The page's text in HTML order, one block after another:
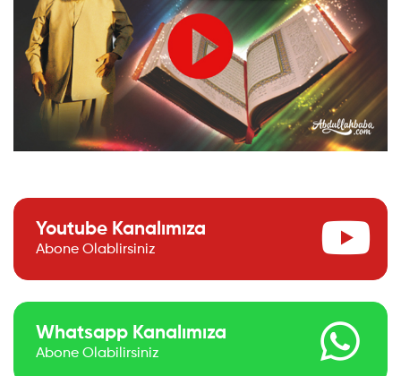
Youtube Kanalımıza
Abone Olablirsiniz
Whatsapp Kanalımıza
Abone Olabilirsiniz